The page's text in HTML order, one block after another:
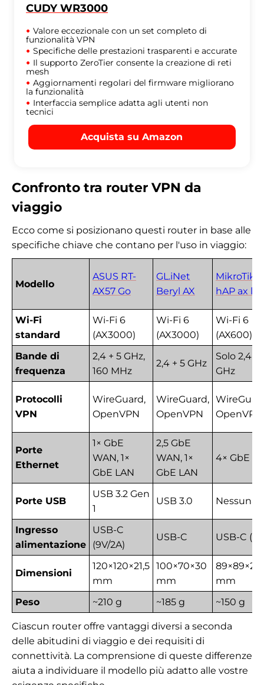
CUDY WR3000
Valore eccezionale con un set completo di
funzionalità VPN
Specifiche delle prestazioni trasparenti e accurate
Il supporto ZeroTier consente la creazione di reti
mesh
Aggiornamenti regolari del firmware migliorano
la funzionalità
Interfaccia semplice adatta agli utenti non
tecnici
Acquista su Amazon
Confronto tra router VPN da
viaggio
Ecco come si posizionano questi router in base alle
specifiche chiave che contano per l'uso in viaggio:
Modello
ASUS RT-
AX57 Go
GL.iNet
Beryl AX
MikroTik
hAP ax
Wi-Fi
standard
Wi-Fi 6
(AX3000)
Wi-Fi 6
(AX3000)
Wi-Fi 6
(AX600)
Bande di
frequenza
2,4 + 5 GHz,
160 MHz
2,4 + 5 GHz
Solo 2,4
GHz
Protocolli
VPN
WireGuard,
OpenVPN
WireGuard,
OpenVPN
OpenVPN
Porte
Ethernet
1× GbE
WAN, 1×
GbE LAN
2,5 GbE
WAN, 1×
GbE LAN
4× GbE
Porte USB
USB 3.2 Gen
1
USB 3.0 Nessuna
Ingresso
alimentazione
USB-C
(9V/2A)
USB-C USB-C
Dimensioni
120×120×21,5
mm
100×70×30
mm
89×89×28
mm
Peso
~210 g ~185 g ~150 g
Ciascun router offre vantaggi diversi a seconda
delle abitudini di viaggio e dei requisiti di
connettività. La comprensione di queste differenze
aiuta a individuare il modello più adatto alle vostre